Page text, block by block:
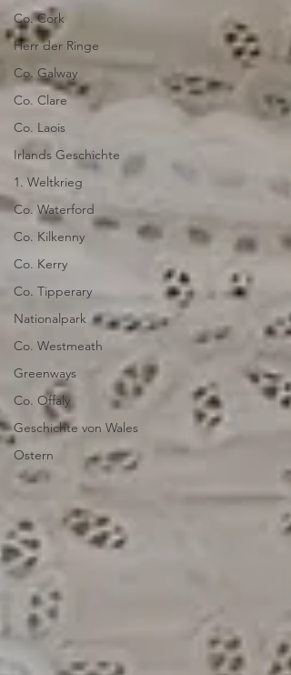
Co. Cork
Herr der Ringe
Co. Galway
Co. Clare
Co. Laois
Irlands Geschichte
1. Weltkrieg
Co. Waterford
Co. Kilkenny
Co. Kerry
Co. Tipperary
Nationalpark
Co. Westmeath
Greenways
Co. Offaly
Geschichte von Wales
Ostern